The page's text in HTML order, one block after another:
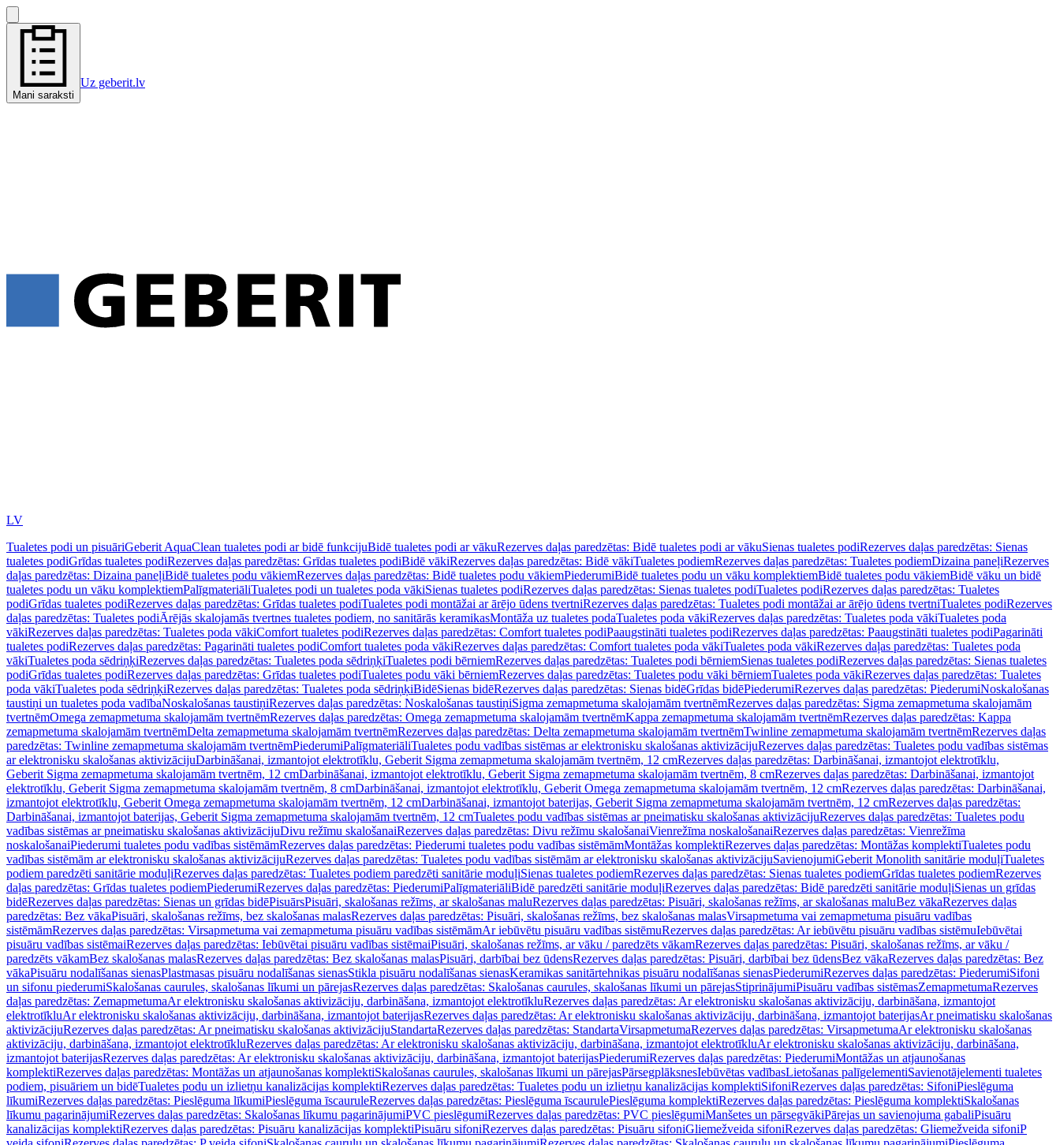
Mani saraksti
Uz geberit.lv
LV
Tualetes podi un pisuāriGeberit AquaClean tualetes podi ar bidē funkcijuBidē tualetes podi ar vākuRezerves daļas paredzētas: Bidē tualetes podi ar vākuSienas tualetes podiRezerves daļas paredzētas: Sienas
tualetes podiGrīdas tualetes podiRezerves daļas paredzētas: Grīdas tualetes podiBidē vākiRezerves daļas paredzētas: Bidē vākiTualetes podiemRezerves daļas paredzētas: Tualetes podiemDizaina paneļiRezerves
daļas paredzētas: Dizaina paneļiBidē tualetes podu vākiemRezerves daļas paredzētas: Bidē tualetes podu vākiemPiederumiBidē tualetes podu un vāku komplektiemBidē tualetes podu vākiemBidē vāku un bidē
tualetes podu un vāku komplektiemPalīgmateriāliTualetes podi un tualetes poda vākiSienas tualetes podiRezerves daļas paredzētas: Sienas tualetes podiTualetes podiRezerves daļas paredzētas: Tualetes
podiGrīdas tualetes podiRezerves daļas paredzētas: Grīdas tualetes podiTualetes podi montāžai ar ārējo ūdens tvertniRezerves daļas paredzētas: Tualetes podi montāžai ar ārējo ūdens tvertniTualetes podiRezerves
daļas paredzētas: Tualetes podiĀrējās skalojamās tvertnes tualetes podiem, no sanitārās keramikasMontāža uz tualetes podaTualetes poda vākiRezerves daļas paredzētas: Tualetes poda vākiTualetes poda
vākiRezerves daļas paredzētas: Tualetes poda vākiComfort tualetes podiRezerves daļas paredzētas: Comfort tualetes podiPaaugstināti tualetes podiRezerves daļas paredzētas: Paaugstināti tualetes podiPagarināti
tualetes podiRezerves daļas paredzētas: Pagarināti tualetes podiComfort tualetes poda vākiRezerves daļas paredzētas: Comfort tualetes poda vākiTualetes poda vākiRezerves daļas paredzētas: Tualetes poda
vākiTualetes poda sēdriņķiRezerves daļas paredzētas: Tualetes poda sēdriņķiTualetes podi bērniemRezerves daļas paredzētas: Tualetes podi bērniemSienas tualetes podiRezerves daļas paredzētas: Sienas tualetes
podiGrīdas tualetes podiRezerves daļas paredzētas: Grīdas tualetes podiTualetes podu vāki bērniemRezerves daļas paredzētas: Tualetes podu vāki bērniemTualetes poda vākiRezerves daļas paredzētas: Tualetes
poda vākiTualetes poda sēdriņķiRezerves daļas paredzētas: Tualetes poda sēdriņķiBidēSienas bidēRezerves daļas paredzētas: Sienas bidēGrīdas bidēPiederumiRezerves daļas paredzētas: PiederumiNoskalošanas
taustiņi un tualetes poda vadībaNoskalošanas taustiņiRezerves daļas paredzētas: Noskalošanas taustiņiSigma zemapmetuma skalojamām tvertnēmRezerves daļas paredzētas: Sigma zemapmetuma skalojamām
tvertnēmOmega zemapmetuma skalojamām tvertnēmRezerves daļas paredzētas: Omega zemapmetuma skalojamām tvertnēmKappa zemapmetuma skalojamām tvertnēmRezerves daļas paredzētas: Kappa
zemapmetuma skalojamām tvertnēmDelta zemapmetuma skalojamām tvertnēmRezerves daļas paredzētas: Delta zemapmetuma skalojamām tvertnēmTwinline zemapmetuma skalojamām tvertnēmRezerves daļas
paredzētas: Twinline zemapmetuma skalojamām tvertnēmPiederumiPalīgmateriāliTualetes podu vadības sistēmas ar elektronisku skalošanas aktivizācijuRezerves daļas paredzētas: Tualetes podu vadības sistēmas
ar elektronisku skalošanas aktivizācijuDarbināšanai, izmantojot elektrotīklu, Geberit Sigma zemapmetuma skalojamām tvertnēm, 12 cmRezerves daļas paredzētas: Darbināšanai, izmantojot elektrotīklu,
Geberit Sigma zemapmetuma skalojamām tvertnēm, 12 cmDarbināšanai, izmantojot elektrotīklu, Geberit Sigma zemapmetuma skalojamām tvertnēm, 8 cmRezerves daļas paredzētas: Darbināšanai, izmantojot
elektrotīklu, Geberit Sigma zemapmetuma skalojamām tvertnēm, 8 cmDarbināšanai, izmantojot elektrotīklu, Geberit Omega zemapmetuma skalojamām tvertnēm, 12 cmRezerves daļas paredzētas: Darbināšanai,
izmantojot elektrotīklu, Geberit Omega zemapmetuma skalojamām tvertnēm, 12 cmDarbināšanai, izmantojot baterijas, Geberit Sigma zemapmetuma skalojamām tvertnēm, 12 cmRezerves daļas paredzētas:
Darbināšanai, izmantojot baterijas, Geberit Sigma zemapmetuma skalojamām tvertnēm, 12 cmTualetes podu vadības sistēmas ar pneimatisku skalošanas aktivizācijuRezerves daļas paredzētas: Tualetes podu
vadības sistēmas ar pneimatisku skalošanas aktivizācijuDivu režīmu skalošanaiRezerves daļas paredzētas: Divu režīmu skalošanaiVienrežīma noskalošanaiRezerves daļas paredzētas: Vienrežīma
noskalošanaiPiederumi tualetes podu vadības sistēmāmRezerves daļas paredzētas: Piederumi tualetes podu vadības sistēmāmMontāžas komplektiRezerves daļas paredzētas: Montāžas komplektiTualetes podu
vadības sistēmām ar elektronisku skalošanas aktivizācijuRezerves daļas paredzētas: Tualetes podu vadības sistēmām ar elektronisku skalošanas aktivizācijuSavienojumiGeberit Monolith sanitārie moduļiTualetes
podiem paredzēti sanitārie moduļiRezerves daļas paredzētas: Tualetes podiem paredzēti sanitārie moduļiSienas tualetes podiemRezerves daļas paredzētas: Sienas tualetes podiemGrīdas tualetes podiemRezerves
daļas paredzētas: Grīdas tualetes podiemPiederumiRezerves daļas paredzētas: PiederumiPalīgmateriāliBidē paredzēti sanitārie moduļiRezerves daļas paredzētas: Bidē paredzēti sanitārie moduļiSienas un grīdas
bidēRezerves daļas paredzētas: Sienas un grīdas bidēPisuārsPisuāri, skalošanas režīms, ar skalošanas maluRezerves daļas paredzētas: Pisuāri, skalošanas režīms, ar skalošanas maluBez vākaRezerves daļas
paredzētas: Bez vākaPisuāri, skalošanas režīms, bez skalošanas malasRezerves daļas paredzētas: Pisuāri, skalošanas režīms, bez skalošanas malasVirsapmetuma vai zemapmetuma pisuāru vadības
sistēmāmRezerves daļas paredzētas: Virsapmetuma vai zemapmetuma pisuāru vadības sistēmāmAr iebūvētu pisuāru vadības sistēmuRezerves daļas paredzētas: Ar iebūvētu pisuāru vadības sistēmuIebūvētai
pisuāru vadības sistēmaiRezerves daļas paredzētas: Iebūvētai pisuāru vadības sistēmaiPisuāri, skalošanas režīms, ar vāku / paredzēts vākamRezerves daļas paredzētas: Pisuāri, skalošanas režīms, ar vāku /
paredzēts vākamBez skalošanas malasRezerves daļas paredzētas: Bez skalošanas malasPisuāri, darbībai bez ūdensRezerves daļas paredzētas: Pisuāri, darbībai bez ūdensBez vākaRezerves daļas paredzētas: Bez
vākaPisuāru nodalīšanas sienasPlastmasas pisuāru nodalīšanas sienasStikla pisuāru nodalīšanas sienasKeramikas sanitārtehnikas pisuāru nodalīšanas sienasPiederumiRezerves daļas paredzētas: PiederumiSifoni
un sifonu piederumiSkalošanas caurules, skalošanas līkumi un pārejasRezerves daļas paredzētas: Skalošanas caurules, skalošanas līkumi un pārejasStiprinājumiPisuāru vadības sistēmasZemapmetumaRezerves
daļas paredzētas: ZemapmetumaAr elektronisku skalošanas aktivizāciju, darbināšana, izmantojot elektrotīkluRezerves daļas paredzētas: Ar elektronisku skalošanas aktivizāciju, darbināšana, izmantojot
elektrotīkluAr elektronisku skalošanas aktivizāciju, darbināšana, izmantojot baterijasRezerves daļas paredzētas: Ar elektronisku skalošanas aktivizāciju, darbināšana, izmantojot baterijasAr pneimatisku skalošanas
aktivizācijuRezerves daļas paredzētas: Ar pneimatisku skalošanas aktivizācijuStandartaRezerves daļas paredzētas: StandartaVirsapmetumaRezerves daļas paredzētas: VirsapmetumaAr elektronisku skalošanas
aktivizāciju, darbināšana, izmantojot elektrotīkluRezerves daļas paredzētas: Ar elektronisku skalošanas aktivizāciju, darbināšana, izmantojot elektrotīkluAr elektronisku skalošanas aktivizāciju, darbināšana,
izmantojot baterijasRezerves daļas paredzētas: Ar elektronisku skalošanas aktivizāciju, darbināšana, izmantojot baterijasPiederumiRezerves daļas paredzētas: PiederumiMontāžas un atjaunošanas
komplektiRezerves daļas paredzētas: Montāžas un atjaunošanas komplektiSkalošanas caurules, skalošanas līkumi un pārejasPārsegplāksnesIebūvētas vadībasLietošanas palīgelementiSavienotājelementi tualetes
podiem, pisuāriem un bidēTualetes podu un izlietņu kanalizācijas komplektiRezerves daļas paredzētas: Tualetes podu un izlietņu kanalizācijas komplektiSifoniRezerves daļas paredzētas: SifoniPieslēguma
līkumiRezerves daļas paredzētas: Pieslēguma līkumiPieslēguma īscauruleRezerves daļas paredzētas: Pieslēguma īscaurulePieslēguma komplektiRezerves daļas paredzētas: Pieslēguma komplektiSkalošanas
līkumu pagarinājumiRezerves daļas paredzētas: Skalošanas līkumu pagarinājumiPVC pieslēgumiRezerves daļas paredzētas: PVC pieslēgumiManšetes un pārsegvākiPārejas un savienojuma gabaliPisuāru
kanalizācijas komplektiRezerves daļas paredzētas: Pisuāru kanalizācijas komplektiPisuāru sifoniRezerves daļas paredzētas: Pisuāru sifoniGliemežveida sifoniRezerves daļas paredzētas: Gliemežveida sifoniP